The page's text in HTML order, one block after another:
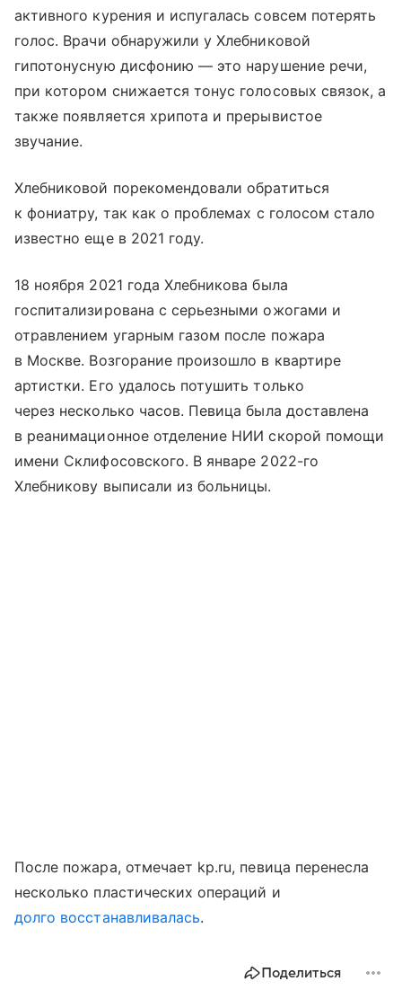
активного курения и испугалась совсем потерять
голос. Врачи обнаружили у Хлебниковой
гипотонусную дисфонию — это нарушение речи,
при котором снижается тонус голосовых связок, а
также появляется хрипота и прерывистое
звучание.
Хлебниковой порекомендовали обратиться
к фониатру, так как о проблемах с голосом стало
известно еще в 2021 году.
18 ноября 2021 года Хлебникова была
госпитализирована с серьезными ожогами и
отравлением угарным газом после пожара
в Москве. Возгорание произошло в квартире
артистки. Его удалось потушить только
через несколько часов. Певица была доставлена
в реанимационное отделение НИИ скорой помощи
имени Склифосовского. В январе 2022-го
Хлебникову выписали из больницы.
После пожара, отмечает kp.ru, певица перенесла
несколько пластических операций и
долго восстанавливалась.
Поделиться